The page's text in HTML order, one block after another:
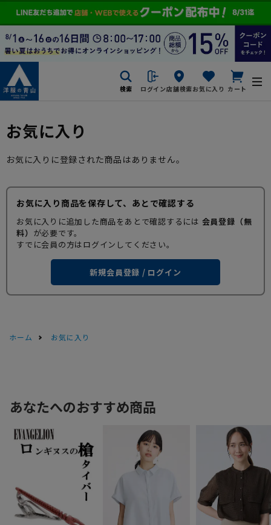
検索 ログイン店舗検索お気に入り カート
お気に入り
お気に入りに登録された商品はありません。
お気に入り商品を保存して、あとで確認する
お気に入りに追加した商品をあとで確認するには 会員登録（無
料） が必要です。
すでに会員の方はログインしてください。
新規会員登録 / ログイン
ホーム お気に入り